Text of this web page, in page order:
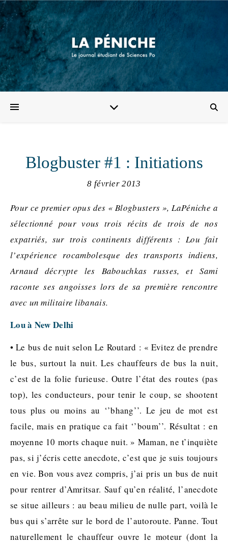
Blogbuster #1 : Initiations
8 février 2013
Pour ce premier opus des « Blogbusters », LaPéniche a
sélectionné pour vous trois récits de trois de nos
expatriés, sur trois continents différents : Lou fait
l’expérience rocambolesque des transports indiens,
Arnaud décrypte les Babouchkas russes, et Sami
raconte ses angoisses lors de sa première rencontre
avec un militaire libanais.
Lou à New Delhi
• Le bus de nuit selon Le Routard : « Evitez de prendre
le bus, surtout la nuit. Les chauffeurs de bus la nuit,
c’est de la folie furieuse. Outre l’état des routes (pas
top), les conducteurs, pour tenir le coup, se shootent
tous plus ou moins au ‘’bhang’’. Le jeu de mot est
facile, mais en pratique ca fait ‘’boum’’. Résultat : en
moyenne 10 morts chaque nuit. » Maman, ne t’inquiète
pas, si j’écris cette anecdote, c’est que je suis toujours
en vie. Bon vous avez compris, j’ai pris un bus de nuit
pour rentrer d’Amritsar. Sauf qu’en réalité, l’anecdote
se situe ailleurs : au beau milieu de nulle part, voilà le
bus qui s’arrête sur le bord de l’autoroute. Panne. Tout
naturellement le chauffeur ouvre le moteur (dont la